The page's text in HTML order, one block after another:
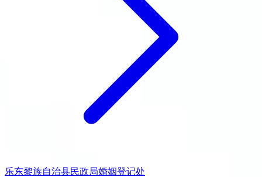
乐东黎族自治县民政局婚姻登记处